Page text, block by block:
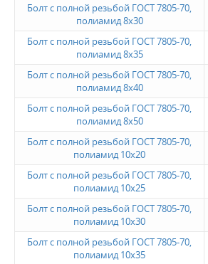
Болт с полной резьбой ГОСТ 7805-70,
полиамид 8x30
Болт с полной резьбой ГОСТ 7805-70,
полиамид 8x35
Болт с полной резьбой ГОСТ 7805-70,
полиамид 8x40
Болт с полной резьбой ГОСТ 7805-70,
полиамид 8x50
Болт с полной резьбой ГОСТ 7805-70,
полиамид 10x20
Болт с полной резьбой ГОСТ 7805-70,
полиамид 10x25
Болт с полной резьбой ГОСТ 7805-70,
полиамид 10x30
Болт с полной резьбой ГОСТ 7805-70,
полиамид 10x35